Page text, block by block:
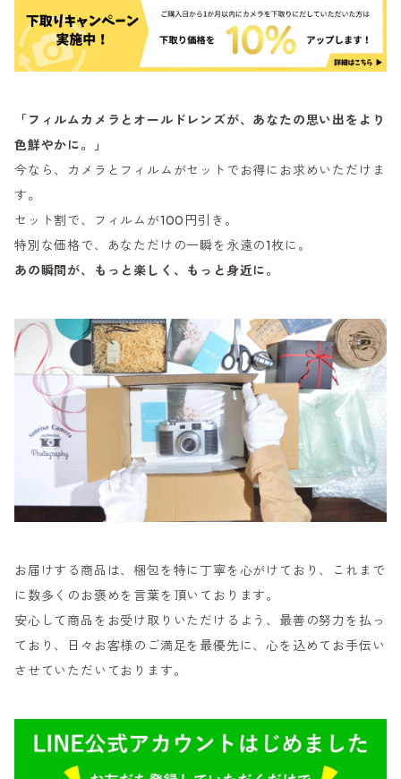
「フィルムカメラとオールドレンズが、あなたの思い出をより
色鮮やかに。」
今なら、カメラとフィルムがセットでお得にお求めいただけま
す。
セット割で、フィルムが100円引き。
特別な価格で、あなただけの一瞬を永遠の1枚に。
あの瞬間が、もっと楽しく、もっと身近に。
お届けする商品は、梱包を特に丁寧を心がけており、これまで
に数多くのお褒めを言葉を頂いております。
安心して商品をお受け取りいただけるよう、最善の努力を払っ
ており、日々お客様のご満足を最優先に、心を込めてお手伝い
させていただいております。